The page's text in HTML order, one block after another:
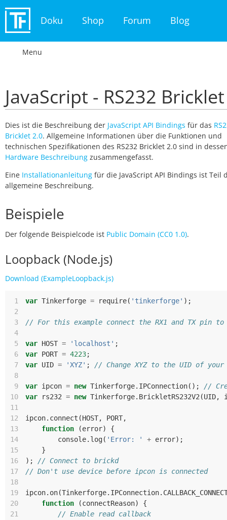
Doku Shop Forum Blog
Menu
JavaScript - RS232
Dies ist die Beschreibung der JavaScript API Bindings für das
Bricklet 2.0. Allgemeine Informationen über die Funktionen und
technischen Spezifikationen des RS232 Bricklet 2.0 sind in
Hardware Beschreibung zusammengefasst.
Eine Installationanleitung für die JavaScript API Bindings ist Teil
allgemeine Beschreibung.
Beispiele
Der folgende Beispielcode ist Public Domain (CC0 1.0).
Loopback (Node.js)
Download (ExampleLoopback.js)
1 var Tinkerforge = require( 'tinkerforge' );
2
3
// For this example connect the RX1 and TX pin to
4
5
var HOST = 'localhost' ;
6
var PORT = 4223;
7
var UID = 'XYZ' ;
// Change XYZ to the UID of
8
9
var ipcon = new Tinkerforge. IPConnection();
//
10
var rs232 = new Tinkerforge. BrickletRS232V2 (UID,
11
12
ipcon. connect (HOST, PORT,
13
function (error)
{
14
console. log( 'Error: ' + error);
15
}
16
);
// Connect to brickd
17
// Don't use device before ipcon is connected
18
19
ipcon. on(Tinkerforge. IPConnection.
20
function (connectReason)
{
21
// Enable read callback